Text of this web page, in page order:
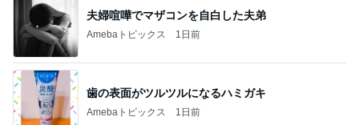
夫婦喧嘩でマザコンを自白した夫弟
Amebaトピックス 1日前
歯の表面がツルツルになるハミガキ
Amebaトピックス 1日前